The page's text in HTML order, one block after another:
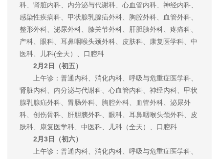
科、肾脏内科、内分泌与代谢科、心血管内科、神经内科、
感染性疾病科、甲状腺乳腺疝外科、胸腔外科、血管外科、
整形外科、泌尿外科、膝关节外科、肝胆胰外科、疼痛科、
产科、眼科、耳鼻咽喉头颈外科、皮肤科、康复医学科、中
医科、儿科(全天）、口腔科
2月2日（初五）
上午诊：普通内科、消化内科、呼吸与危重症医学科、
肾脏内科、内分泌与代谢科、心血管内科、神经内科、甲状
腺乳腺疝外科、胃肠外科、胸腔外科、血管外科、泌尿外
科、创伤骨科、肝胆胰外科、眼科、耳鼻咽喉头颈外科、皮
肤科、康复医学科、中医科、儿科（全天）、口腔科
2月3日（初六）
上午诊：普通内科、消化内科、呼吸与危重症医学科、